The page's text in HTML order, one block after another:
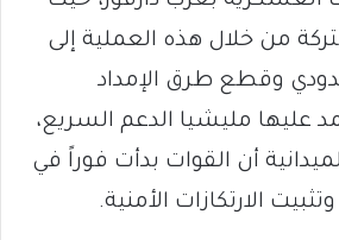
من خلال هذه العملية إلى
وقطع طرق الإمداد
عليها مليشيا الدعم السريع،
أن القوات بدأت فوراً في
الارتكازات الأمنية.